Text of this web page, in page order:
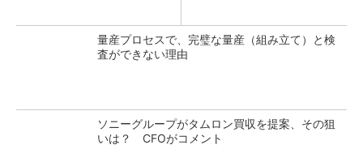
量産プロセスで、完璧な量産（組み立て）と検
査ができない理由
ソニーグループがタムロン買収を提案、その狙
いは？ CFOがコメント